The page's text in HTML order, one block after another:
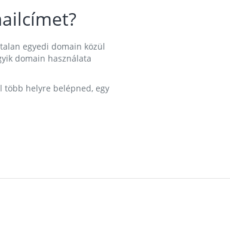
egyedi domain közül
domain használata
több helyre belépned, egy